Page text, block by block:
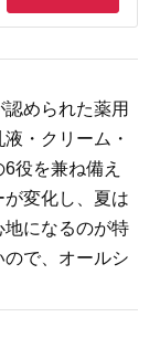
められた薬用
・クリーム・
役を兼ね備え
変化し、夏は
になるのが特
で、オールシ